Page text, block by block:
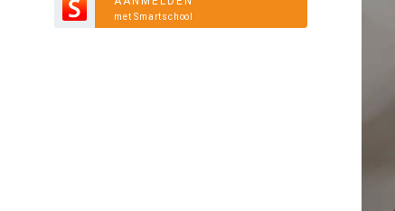
met Smartschool